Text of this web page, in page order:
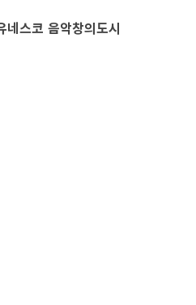
네스코 음악창의도시